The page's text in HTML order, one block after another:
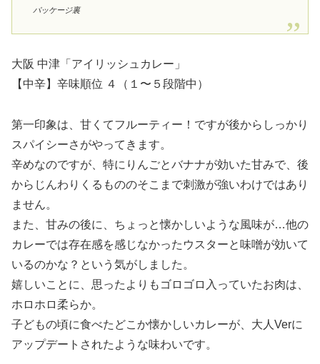
パッケージ裏
大阪 中津「アイリッシュカレー」
【中辛】辛味順位 ４（１〜５段階中）
第一印象は、甘くてフルーティー！ですが後からしっかり
スパイシーさがやってきます。
辛めなのですが、特にりんごとバナナが効いた甘みで、後
からじんわりくるもののそこまで刺激が強いわけではあり
ません。
また、甘みの後に、ちょっと懐かしいような風味が…他の
カレーでは存在感を感じなかったウスターと味噌が効いて
いるのかな？という気がしました。
嬉しいことに、思ったよりもゴロゴロ入っていたお肉は、
ホロホロ柔らか。
子どもの頃に食べたどこか懐かしいカレーが、大人Verに
アップデートされたような味わいです。